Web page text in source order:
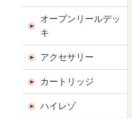
オープンリールデッ
キ
アクセサリー
カートリッジ
ハイレゾ